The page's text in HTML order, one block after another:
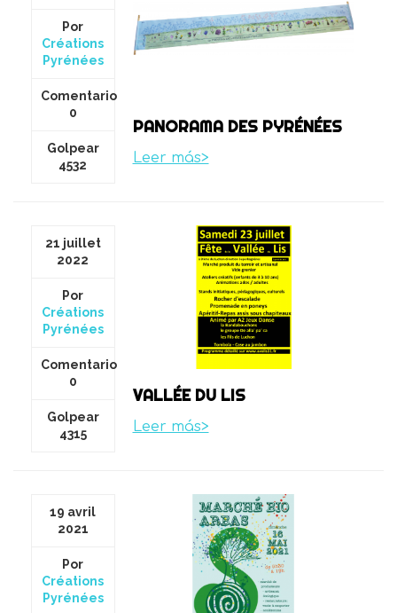
Por
Créations
Pyrénées
Comentario
0
Golpear
4532
PANORAMA DES PYRÉNÉES
Leer más>
21 juillet
2022
Por
Créations
Pyrénées
Comentario
0
Golpear
4315
VALLÉE DU LIS
Leer más>
19 avril
2021
Por
Créations
Pyrénées